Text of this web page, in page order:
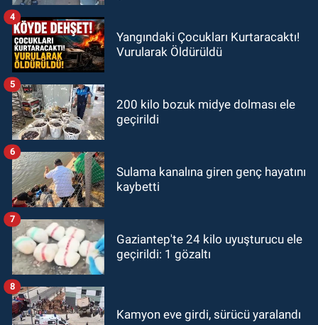
Yangındaki Çocukları Kurtaracaktı!
Vurularak Öldürüldü
4
200 kilo bozuk midye dolması ele
geçirildi
5
Sulama kanalına giren genç hayatını
kaybetti
6
Gaziantep'te 24 kilo uyuşturucu ele
geçirildi: 1 gözaltı
7
Kamyon eve girdi, sürücü yaralandı
8